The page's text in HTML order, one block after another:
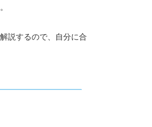
説するので、自分に合